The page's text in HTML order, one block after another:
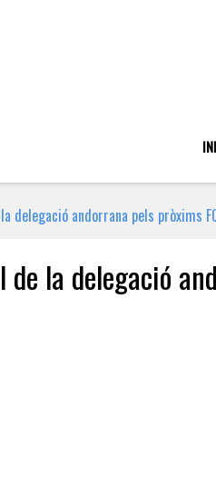
delegació andorrana pels pròxims
la delegació